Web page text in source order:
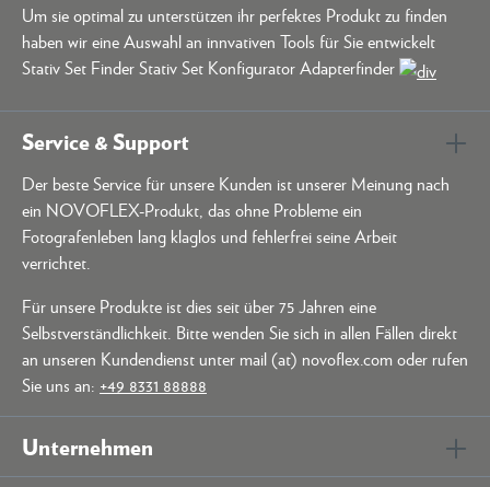
Um sie optimal zu unterstützen ihr perfektes Produkt zu finden
haben wir eine Auswahl an innvativen Tools für Sie entwickelt
Stativ Set Finder Stativ Set Konfigurator Adapterfinder
Service & Support
Der beste Service für unsere Kunden ist unserer Meinung nach
ein NOVOFLEX-Produkt, das ohne Probleme ein
Fotografenleben lang klaglos und fehlerfrei seine Arbeit
verrichtet.
Für unsere Produkte ist dies seit über 75 Jahren eine
Selbstverständlichkeit. Bitte wenden Sie sich in allen Fällen direkt
an unseren Kundendienst unter mail (at) novoflex.com oder rufen
Sie uns an: +49 8331 88888
Unternehmen